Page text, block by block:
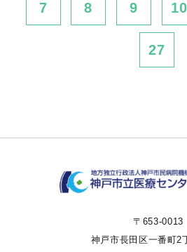
7 8 9 10
27
〒653-0013
神戸市長田区一番町2